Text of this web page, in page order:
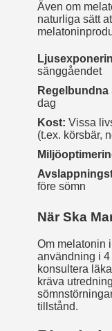
Även om
naturliga sätt
sänggåendet
dag
Kost: Vissa
(t.ex. körsbär,
före sömn
När Ska
Om melatonin
användning i 4
konsultera
kräva
tillstånd.